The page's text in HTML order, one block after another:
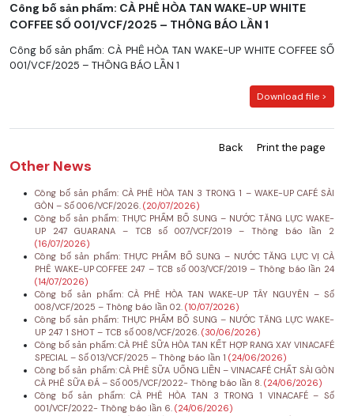
Công bố sản phẩm: CÀ PHÊ HÒA TAN WAKE-UP WHITE
COFFEE SỐ 001/VCF/2025 – THÔNG BÁO LẦN 1
Công bố sản phẩm: CÀ PHÊ HÒA TAN WAKE-UP WHITE COFFEE SỐ
001/VCF/2025 – THÔNG BÁO LẦN 1
Download file >
Back Print the page
Other News
Công bố sản phẩm: CÀ PHÊ HÒA TAN 3 TRONG 1 – WAKE-UP CAFÉ SÀI
GÒN – Số 006/VCF/2026. (20/07/2026)
Công bố sản phẩm: THỰC PHẨM BỔ SUNG – NƯỚC TĂNG LỰC WAKE-
UP 247 GUARANA – TCB số 007/VCF/2019 – Thông báo lần 2
(16/07/2026)
Công bố sản phẩm: THỰC PHẨM BỔ SUNG – NƯỚC TĂNG LỰC VỊ CÀ
PHÊ WAKE-UP COFFEE 247 – TCB số 003/VCF/2019 – Thông báo lần 24
(14/07/2026)
Công bố sản phẩm: CÀ PHÊ HÒA TAN WAKE-UP TÂY NGUYÊN – Số
008/VCF/2025 – Thông báo lần 02. (10/07/2026)
Công bố sản phẩm: THỰC PHẨM BỔ SUNG – NƯỚC TĂNG LỰC WAKE-
UP 247 1 SHOT – TCB số 008/VCF/2026. (30/06/2026)
Công bố sản phẩm: CÀ PHÊ SỮA HÒA TAN KẾT HỢP RANG XAY VINACAFÉ
SPECIAL – Số 013/VCF/2025 – Thông báo lần 1 (24/06/2026)
Công bố sản phẩm: CÀ PHÊ SỮA UỐNG LIỀN – VINACAFÉ CHẤT SÀI GÒN
CÀ PHÊ SỮA ĐÁ – Số 005/VCF/2022- Thông báo lần 8. (24/06/2026)
Công bố sản phẩm: CÀ PHÊ HÒA TAN 3 TRONG 1 VINACAFÉ – Số
001/VCF/2022- Thông báo lần 6. (24/06/2026)